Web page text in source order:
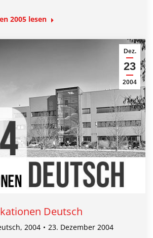
2005 lesen
Dez.
23
2004
Deutsch
, 2004 23. Dezember 2004